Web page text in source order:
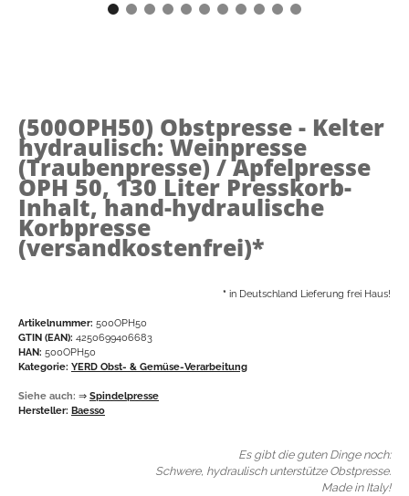
(500OPH50) Obstpresse - Kelter
hydraulisch: Weinpresse
(Traubenpresse) / Apfelpresse
OPH 50, 130 Liter Presskorb-
Inhalt, hand-hydraulische
Korbpresse
(versandkostenfrei)*
* in Deutschland Lieferung frei Haus!
Artikelnummer: 500OPH50
GTIN (EAN): 4250699406683
HAN: 500OPH50
Kategorie: YERD Obst- & Gemüse-Verarbeitung
Siehe auch: ⇒ Spindelpresse
Hersteller: Baesso
Es gibt die guten Dinge noch:
Schwere, hydraulisch unterstütze Obstpresse.
Made in Italy!